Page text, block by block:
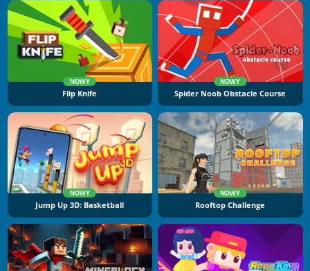
NOWY
Flip Knife
NOWY
Spider Noob Obstacle Course
NOWY
Jump Up 3D: Basketball
NOWY
Rooftop Challenge